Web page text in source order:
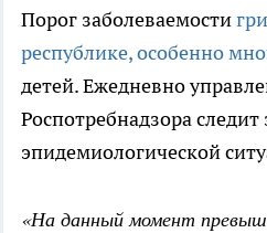
Порог заболеваемости
республике, особенно
детей. Ежедневно
Роспотребнадзора следит
эпидемиологической
«На данный момент